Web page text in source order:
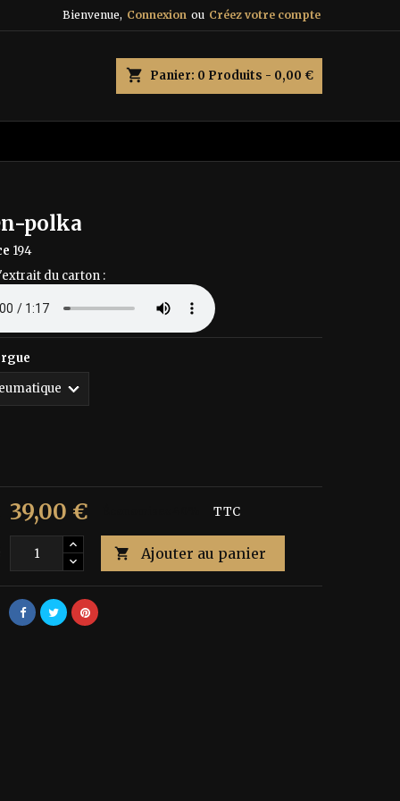
Bienvenue, Connexion ou Créez votre compte
shopping_cart Panier: 0 Produits - 0,00 €
polka
194
du carton :
39,00 € TTC
 Ajouter au panier